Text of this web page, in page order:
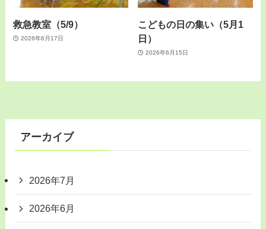
救急教室（5/9）
2026年6月17日
こどもの日の集い（5月1
日）
2026年6月15日
アーカイブ
2026年7月
2026年6月